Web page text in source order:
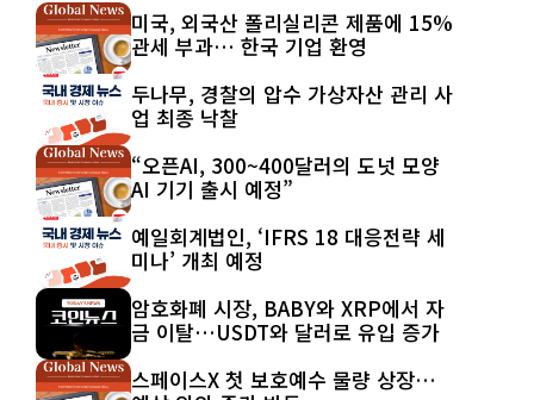
미국, 외국산 폴리실리콘 제품에 15%
관세 부과… 한국 기업 환영
두나무, 경찰의 압수 가상자산 관리 사
업 최종 낙찰
“오픈AI, 300~400달러의 도넛 모양
AI 기기 출시 예정”
예일회계법인, ‘IFRS 18 대응전략 세
미나’ 개최 예정
암호화폐 시장, BABY와 XRP에서 자
금 이탈…USDT와 달러로 유입 증가
스페이스X 첫 보호예수 물량 상장…